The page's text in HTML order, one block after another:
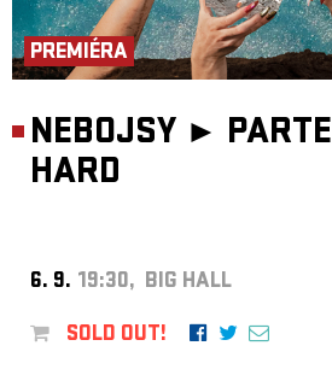
PREMIÉRA
NEBOJSY ► PARTE
HARD
6. 9. 19:30, BIG HALL
SOLD OUT!